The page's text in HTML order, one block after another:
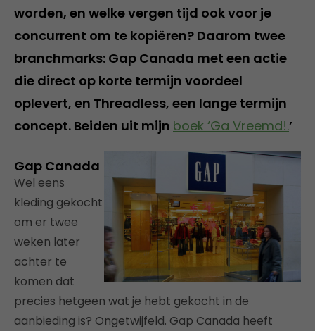
worden, en welke vergen tijd ook voor je
concurrent om te kopiëren? Daarom twee
branchmarks: Gap Canada met een actie
die direct op korte termijn voordeel
oplevert, en Threadless, een lange termijn
concept. Beiden uit mijn boek ‘Ga Vreemd!.’
Gap Canada
Wel eens
kleding gekocht
om er twee
weken later
achter te
komen dat
precies hetgeen wat je hebt gekocht in de
aanbieding is? Ongetwijfeld. Gap Canada heeft